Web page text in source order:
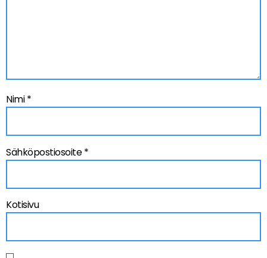
Nimi*
Sähköpostiosoite*
Kotisivu